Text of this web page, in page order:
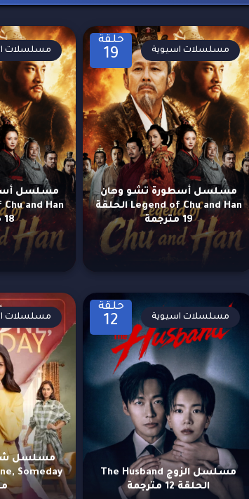
حلقة
19
مسلسل أسطورة تشو وهان
Legend of Chu and Han الحلقة
19 مترجمة
مسلسلات اسيوية
مسلسل
18 مترجمة
مسلسلات
حلقة
12
مسلسل الزوج The Husband
الحلقة 12 مترجمة
مسلسلات اسيوية
مسلسل
مسلسلات